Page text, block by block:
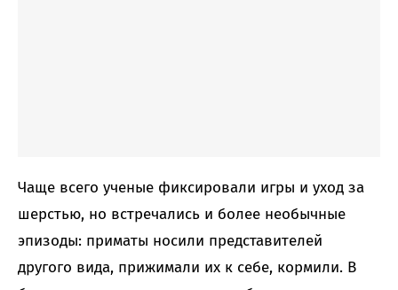
Чаще всего ученые фиксировали игры и уход за
шерстью, но встречались и более необычные
эпизоды: приматы носили представителей
другого вида, прижимали их к себе, кормили. В